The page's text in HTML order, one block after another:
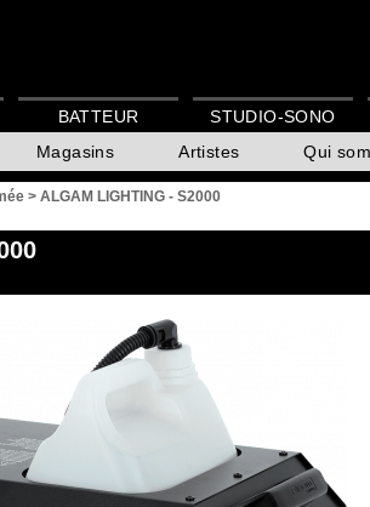
Magasins Artistes Qui
BATTEUR STUDIO-SONO
> ALGAM LIGHTING - S2000